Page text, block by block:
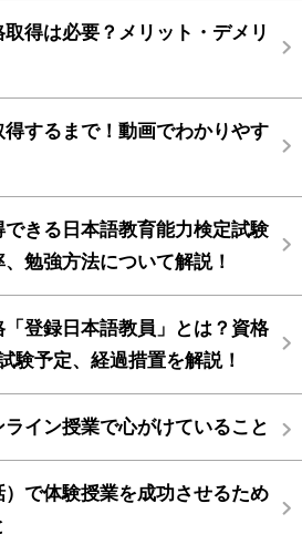
得は必要？メリット・デメリ
得するまで！動画でわかりやす
できる日本語教育能力検定試験
勉強方法について解説！
「登録日本語教員」とは？資格
験予定、経過措置を解説！
イン授業で心がけていること
で体験授業を成功させるため